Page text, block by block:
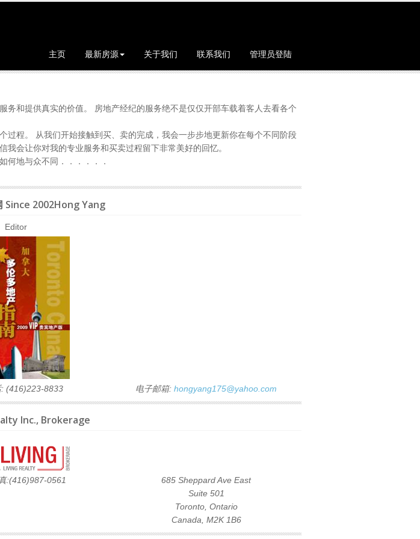
主页 最新房源 关于我们 联系我们 管理员登陆
和提供真实的价值。 房地产经纪的服务绝不是仅仅开部车载着客人去看各个
程。 从我们开始接触到买、卖的完成，我会一步步地更新你在每个不同阶段
会让你对我的专业服务和买卖过程留下非常美好的回忆。
何地与众不同．．．．．．
Since 2002Hong Yang
Editor
: (416)223-8833 电子邮箱:hongyang175@yahoo.com
Inc., Brokerage
:(416)987-0561
685 Sheppard Ave East
Suite 501
Toronto, Ontario
Canada, M2K 1B6